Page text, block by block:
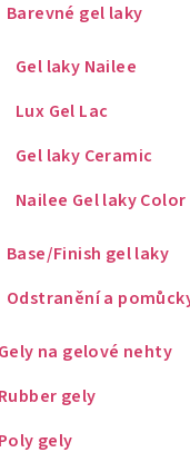
Barevné gel laky
Gel laky Nailee
Lux Gel Lac
Gel laky Ceramic
Nailee Gel laky Color
Base/Finish gel laky
Odstranění a
Gely na gelové nehty
Rubber gely
Poly gely